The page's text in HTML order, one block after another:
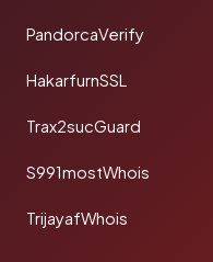
PandorcaVerify
HakarfurnSSL
Trax2sucGuard
S991mostWhois
TrijayafWhois